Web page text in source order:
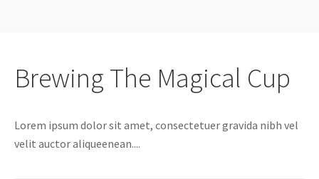
Brewing The Magical Cup
Lorem ipsum dolor sit amet, consectetuer gravida nibh vel
velit auctor aliqueenean....